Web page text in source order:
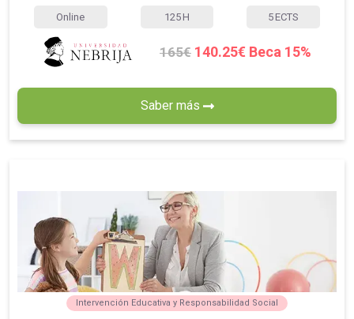
Online 125 H 5 ECTS
165€ 140.25€ Beca 15%
Saber más
Intervención Educativa y Responsabilidad Social